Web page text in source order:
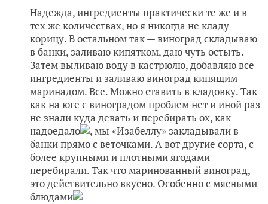
Надежда, ингредиенты практически те же и в
тех же количествах, но я никогда не кладу
корицу. В остальном так — виноград складываю
в банки, заливаю кипятком, даю чуть остыть.
Затем выливаю воду в кастрюлю, добавляю все
ингредиенты и заливаю виноград кипящим
маринадом. Все. Можно ставить в кладовку. Так
как на юге с виноградом проблем нет и иной раз
не знали куда девать и перебирать ох, как
надоедало
, мы «Изабеллу» закладывали в
банки прямо с веточками. А вот другие сорта, с
более крупными и плотными ягодами
перебирали. Так что маринованный виноград,
это действительно вкусно. Особенно с мясными
блюдами